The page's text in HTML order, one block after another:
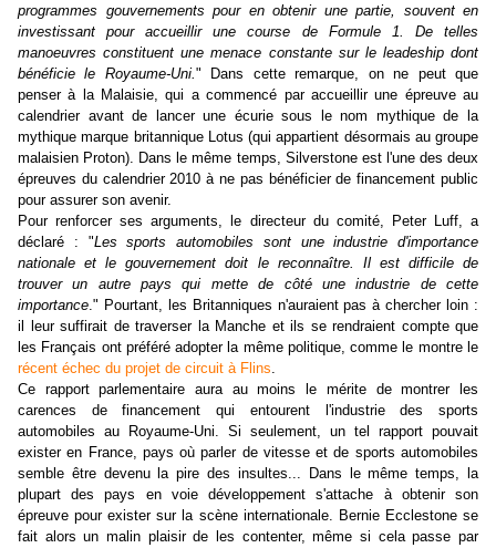
programmes gouvernements pour en obtenir une partie, souvent en
investissant pour accueillir une course de Formule 1. De telles
manoeuvres constituent une menace constante sur le leadeship dont
bénéficie le Royaume-Uni." Dans cette remarque, on ne peut que
penser à la Malaisie, qui a commencé par accueillir une épreuve au
calendrier avant de lancer une écurie sous le nom mythique de la
mythique marque britannique Lotus (qui appartient désormais au groupe
malaisien Proton). Dans le même temps, Silverstone est l'une des deux
épreuves du calendrier 2010 à ne pas bénéficier de financement public
pour assurer son avenir.
Pour renforcer ses arguments, le directeur du comité, Peter Luff, a
déclaré : "Les sports automobiles sont une industrie d'importance
nationale et le gouvernement doit le reconnaître. Il est difficile de
trouver un autre pays qui mette de côté une industrie de cette
importance." Pourtant, les Britanniques n'auraient pas à chercher loin :
il leur suffirait de traverser la Manche et ils se rendraient compte que
les Français ont préféré adopter la même politique, comme le montre le
récent échec du projet de circuit à Flins.
Ce rapport parlementaire aura au moins le mérite de montrer les
carences de financement qui entourent l'industrie des sports
automobiles au Royaume-Uni. Si seulement, un tel rapport pouvait
exister en France, pays où parler de vitesse et de sports automobiles
semble être devenu la pire des insultes... Dans le même temps, la
plupart des pays en voie développement s'attache à obtenir son
épreuve pour exister sur la scène internationale. Bernie Ecclestone se
fait alors un malin plaisir de les contenter, même si cela passe par